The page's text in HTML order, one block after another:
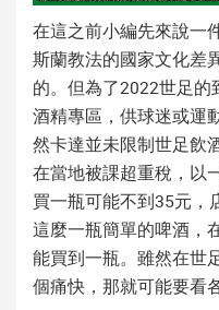
在這之前小編先來說一
斯蘭教法的國家文化差
的。但為了2022世足的
酒精專區，供球迷或運
然卡達並未限制世足飲
在當地被課超重稅，以
買一瓶可能不到35元，
這麼一瓶簡單的啤酒，
能買到一瓶。雖然在世
個痛快，那就可能要看